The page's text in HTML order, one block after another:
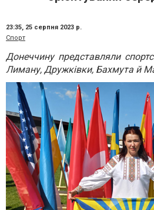
23:35, 25 серпня 2023 р.
Спорт
Донеччину представляли
Лиману, Дружківки, Бахмута й